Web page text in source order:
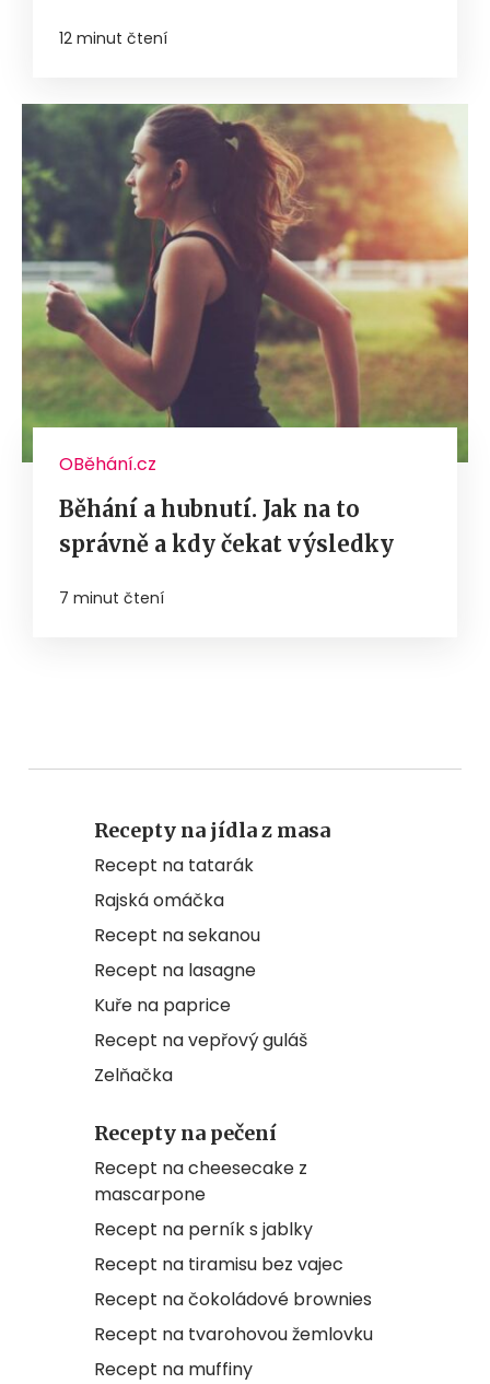
12 minut čtení
OBěhání.cz
Běhání a hubnutí. Jak na to
správně a kdy čekat výsledky
7 minut čtení
Recepty na jídla z masa
Recept na tatarák
Rajská omáčka
Recept na sekanou
Recept na lasagne
Kuře na paprice
Recept na vepřový guláš
Zelňačka
Recepty na pečení
Recept na cheesecake z
mascarpone
Recept na perník s jablky
Recept na tiramisu bez vajec
Recept na čokoládové brownies
Recept na tvarohovou žemlovku
Recept na muffiny